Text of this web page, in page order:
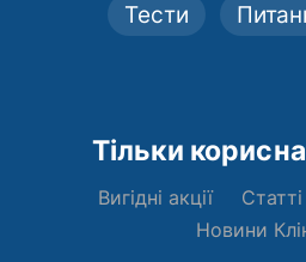
Тести
Тільки
Вигідні акції
Новини